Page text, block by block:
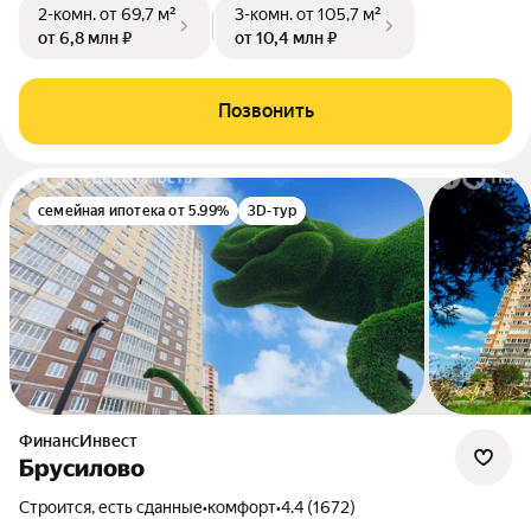
2-комн.от 69,7 м²
от 6,8 млн ₽
3-комн.от 105,7 м²
от 10,4 млн ₽
Позвонить
семейная ипотека от 5.99% 3D-тур
ФинансИнвест
Брусилово
Строится, есть сданные•комфорт•4.4 (1672)